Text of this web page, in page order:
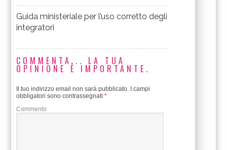
Guida ministeriale per l’uso corretto degli
integratori
COMMENTA... LA TUA
OPINIONE È IMPORTANTE.
Il tuo indirizzo email non sarà pubblicato. I campi
obbligatori sono contrassegnati*
Commento